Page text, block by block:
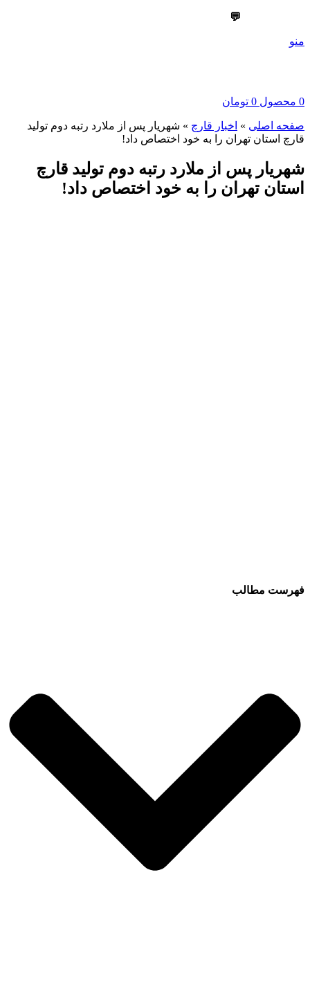
💬
منو
0 محصول 0 تومان
صفحه اصلی » اخبار قارچ » شهریار پس از ملارد رتبه دوم تولید
قارچ استان تهران را به خود اختصاص داد!
شهریار پس از ملارد رتبه دوم تولید قارچ
استان تهران را به خود اختصاص داد!
فهرست مطالب